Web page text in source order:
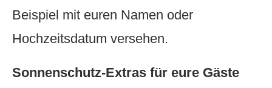
Beispiel mit euren Namen oder
Hochzeitsdatum versehen.
Sonnenschutz-Extras für eure Gäste